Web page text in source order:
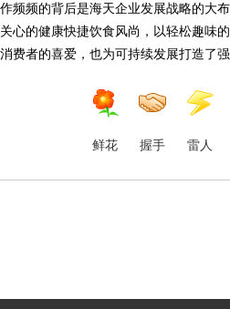
频频的背后是海天企业发展战略的
心的健康快捷饮食风尚，以轻松趣味
费者的喜爱，也为可持续发展打造了
鲜花 握手 雷人